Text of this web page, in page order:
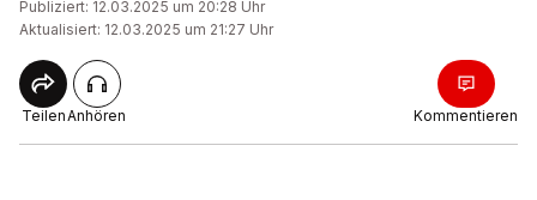
Publiziert: 12.03.2025 um 20:28 Uhr
Aktualisiert: 12.03.2025 um 21:27 Uhr
TeilenAnhören Kommentieren